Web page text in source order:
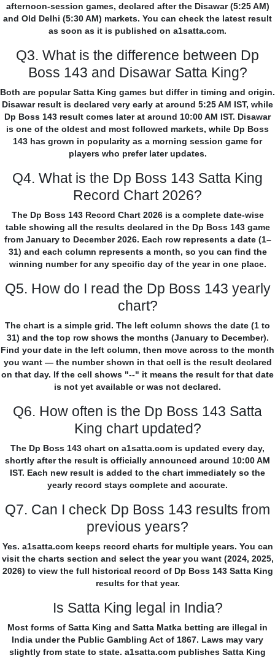
afternoon-session games, declared after the Disawar (5:25 AM)
and Old Delhi (5:30 AM) markets. You can check the latest result
as soon as it is published on a1satta.com.
Q3. What is the difference between Dp
Boss 143 and Disawar Satta King?
Both are popular Satta King games but differ in timing and origin.
Disawar result is declared very early at around 5:25 AM IST, while
Dp Boss 143 result comes later at around 10:00 AM IST. Disawar
is one of the oldest and most followed markets, while Dp Boss
143 has grown in popularity as a morning session game for
players who prefer later updates.
Q4. What is the Dp Boss 143 Satta King
Record Chart 2026?
The Dp Boss 143 Record Chart 2026 is a complete date-wise
table showing all the results declared in the Dp Boss 143 game
from January to December 2026. Each row represents a date (1–
31) and each column represents a month, so you can find the
winning number for any specific day of the year in one place.
Q5. How do I read the Dp Boss 143 yearly
chart?
The chart is a simple grid. The left column shows the date (1 to
31) and the top row shows the months (January to December).
Find your date in the left column, then move across to the month
you want — the number shown in that cell is the result declared
on that day. If the cell shows "--" it means the result for that date
is not yet available or was not declared.
Q6. How often is the Dp Boss 143 Satta
King chart updated?
The Dp Boss 143 chart on a1satta.com is updated every day,
shortly after the result is officially announced around 10:00 AM
IST. Each new result is added to the chart immediately so the
yearly record stays complete and accurate.
Q7. Can I check Dp Boss 143 results from
previous years?
Yes. a1satta.com keeps record charts for multiple years. You can
visit the charts section and select the year you want (2024, 2025,
2026) to view the full historical record of Dp Boss 143 Satta King
results for that year.
Is Satta King legal in India?
Most forms of Satta King and Satta Matka betting are illegal in
India under the Public Gambling Act of 1867. Laws may vary
slightly from state to state. a1satta.com publishes Satta King